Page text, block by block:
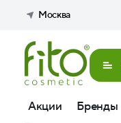
Москва
Акции Бренды